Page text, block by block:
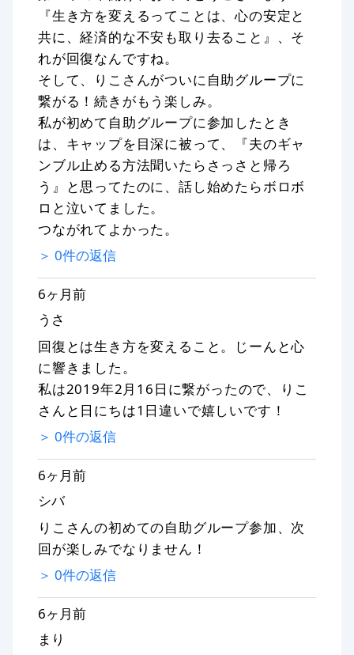
『生き方を変えるってことは、心の安定と
共に、経済的な不安も取り去ること』、そ
れが回復なんですね。
そして、りこさんがついに自助グループに
繋がる！続きがもう楽しみ。
私が初めて自助グループに参加したとき
は、キャップを目深に被って、『夫のギャ
ンブル止める方法聞いたらさっさと帰ろ
う』と思ってたのに、話し始めたらボロボ
ロと泣いてました。
つながれてよかった。
＞ 0件の返信
6ヶ月前
うさ
回復とは生き方を変えること。じーんと心
に響きました。
私は2019年2月16日に繋がったので、りこ
さんと日にちは1日違いで嬉しいです！
＞ 0件の返信
6ヶ月前
シバ
りこさんの初めての自助グループ参加、次
回が楽しみでなりません！
＞ 0件の返信
6ヶ月前
まり